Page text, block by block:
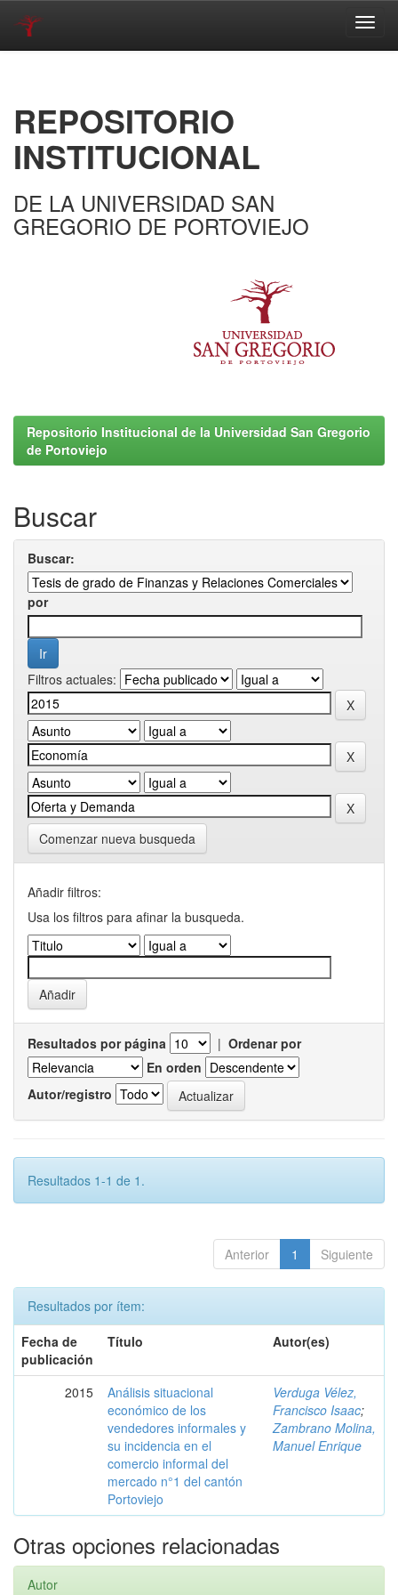
REPOSITORIO
INSTITUCIONAL
DE LA UNIVERSIDAD SAN
GREGORIO DE PORTOVIEJO
Repositorio Institucional de la Universidad San Gregorio
de Portoviejo
Buscar
Buscar:
por
Filtros actuales:
Comenzar nueva busqueda
Añadir filtros:
Usa los filtros para afinar la busqueda.
Resultados por página | Ordenar por
En orden
Autor/registro
Resultados 1-1 de 1.
Anterior 1 Siguiente
Resultados por ítem:
Fecha de
publicación
Título Autor(es)
2015
Análisis situacional
económico de los
vendedores informales y
su incidencia en el
comercio informal del
mercado n°1 del cantón
Portoviejo
Verduga Vélez,
Francisco Isaac;
Zambrano Molina,
Manuel Enrique
Otras opciones relacionadas
Autor